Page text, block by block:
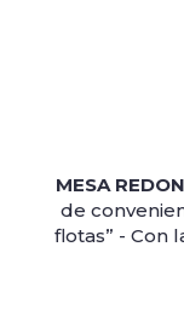
MESA
de
flotas” - Con